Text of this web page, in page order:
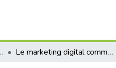
Gestion (CED - SJESG) Le marketing digital comme outil de performance des entreprises Marocaines